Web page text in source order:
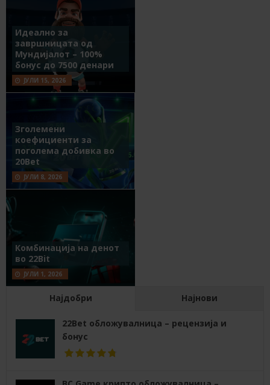
Идеално за
завршницата од
Мундијалот – 100%
бонус до 7500 денари
ЈУЛИ 15, 2026
Зголемени
коефициенти за
поголема добивка во
20Bet
ЈУЛИ 8, 2026
Комбинација на денот
во 22Bit
ЈУЛИ 1, 2026
Најдобри Најнови
22Bet обложувалница – рецензија и
бонус